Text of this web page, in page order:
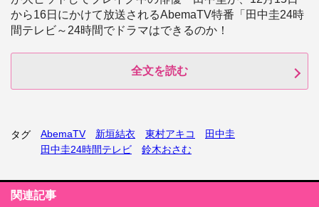
から16日にかけて放送されるAbemaTV特番「田中圭24時
間テレビ～24時間でドラマはできるのか！
全文を読む
タグ AbemaTV 新垣結衣 東村アキコ
田中圭
田中圭24時間テレビ
鈴木おさむ
関連記事